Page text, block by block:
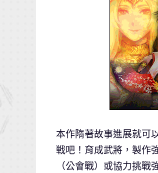
本作隋著故事進展就可
戦吧！育成武將，製作
（公會戰）或協力挑戰